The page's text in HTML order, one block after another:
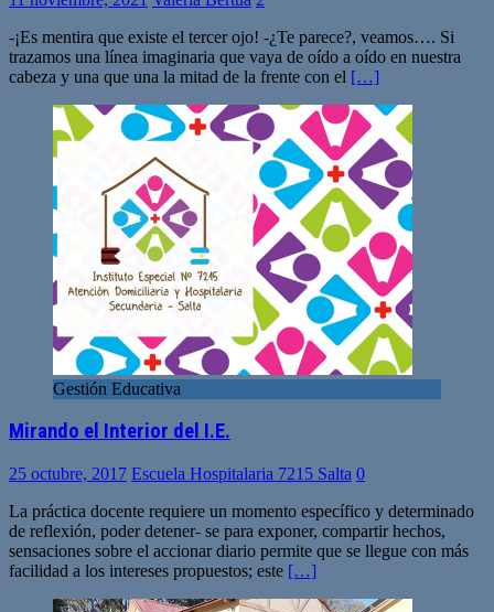
-¡Es mentira que existe el tercer ojo! -¿Te parece?, veamos…. Si
trazamos una línea imaginaria que vaya de oído a oído en nuestra
cabeza y una que una la mitad de la frente con el […]
Gestión Educativa
Mirando el Interior del I.E.
25 octubre, 2017 Escuela Hospitalaria 7215 Salta 0
La práctica docente requiere un momento específico y determinado
de reflexión, poder detener- se para exponer, compartir hechos,
sensaciones sobre el accionar diario permite que se llegue con más
facilidad a los intereses propuestos; este […]